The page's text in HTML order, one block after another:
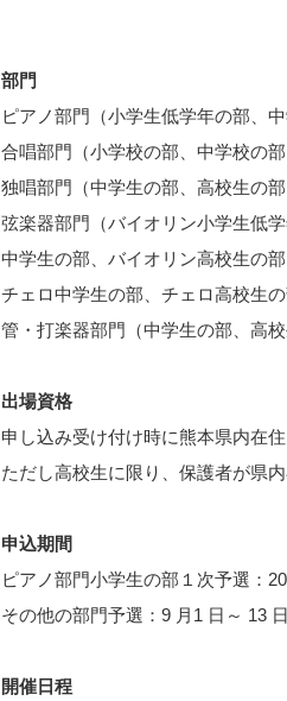
部門
ピアノ部門（小学生低学年の部、
合唱部門（小学校の部、中学校の部
独唱部門（中学生の部、高校生の
弦楽器部門（バイオリン小学生低
中学生の部、バイオリン高校生の
チェロ中学生の部、チェロ高校生
管・打楽器部門（中学生の部、高校
出場資格
申し込み受け付け時に熊本県内在
ただし高校生に限り、保護者が県
申込期間
ピアノ部門小学生の部１次予選：
その他の部門予選：9 月1 日～ 13 日
開催日程